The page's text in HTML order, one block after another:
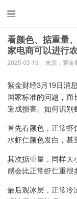
看颜色、掂重量
家电商可以进行
2025-03-19 来源：紫金
紫金财经3月19日消
国家标准的问题，而
造成损害。如何识别
首先看颜色，正常虾
水虾仁颜色发白，甚
其次掂重量，同样大
感会比正常虾仁重很
最后观冰层，正常冷